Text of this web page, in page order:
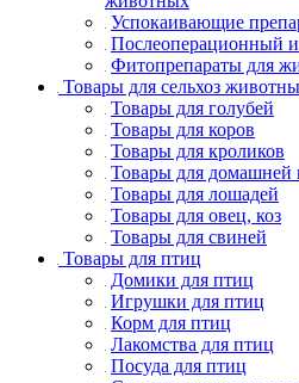
Успокаивающие
Послеоперационный
Фитопрепараты для
Товары для сельхоз
Товары для голубей
Товары для коров
Товары для кроликов
Товары для домашней
Товары для лошадей
Товары для овец, коз
Товары для свиней
Товары для птиц
Домики для птиц
Игрушки для птиц
Корм для птиц
Лакомства для птиц
Посуда для птиц